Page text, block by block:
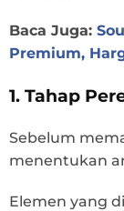
Baca Juga:
Premium,
1. Tahap
Sebelum
menentukan
Elemen yang